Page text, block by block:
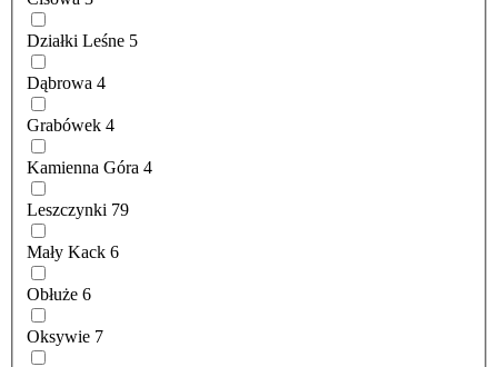
Działki Leśne 5
Dąbrowa 4
Grabówek 4
Kamienna Góra 4
Leszczynki 79
Mały Kack 6
Obłuże 6
Oksywie 7